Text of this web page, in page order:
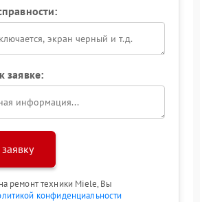
заявке:
ремонт техники Miele, Вы
конфиденциальности